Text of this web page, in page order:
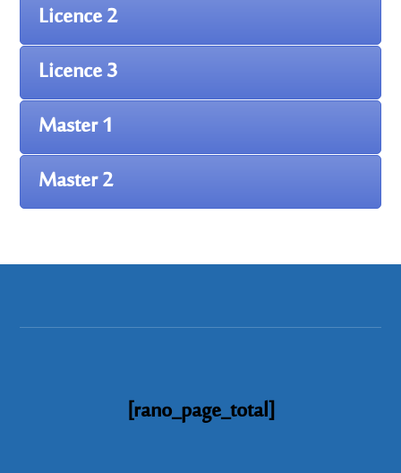
Licence 2
Licence 3
Master 1
Master 2
[rano_page_total]